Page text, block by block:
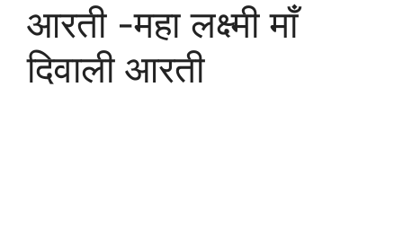
आरती -महा लक्ष्मी माँ
दिवाली आरती